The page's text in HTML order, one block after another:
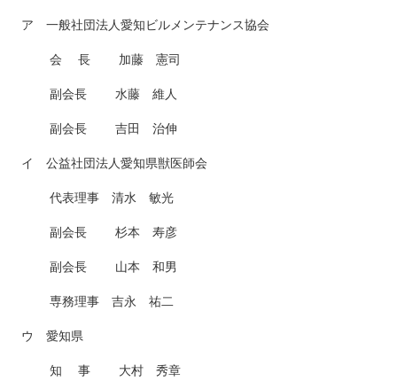
ア 一般社団法人愛知ビルメンテナンス協会
会 長 加藤 憲司
副会長 水藤 維人
副会長 吉田 治伸
イ 公益社団法人愛知県獣医師会
代表理事 清水 敏光
副会長 杉本 寿彦
副会長 山本 和男
専務理事 吉永 祐二
ウ 愛知県
知 事 大村 秀章